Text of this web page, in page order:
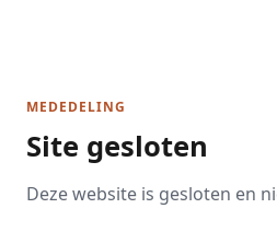
MEDEDELING
Site gesloten
Deze website is gesloten en